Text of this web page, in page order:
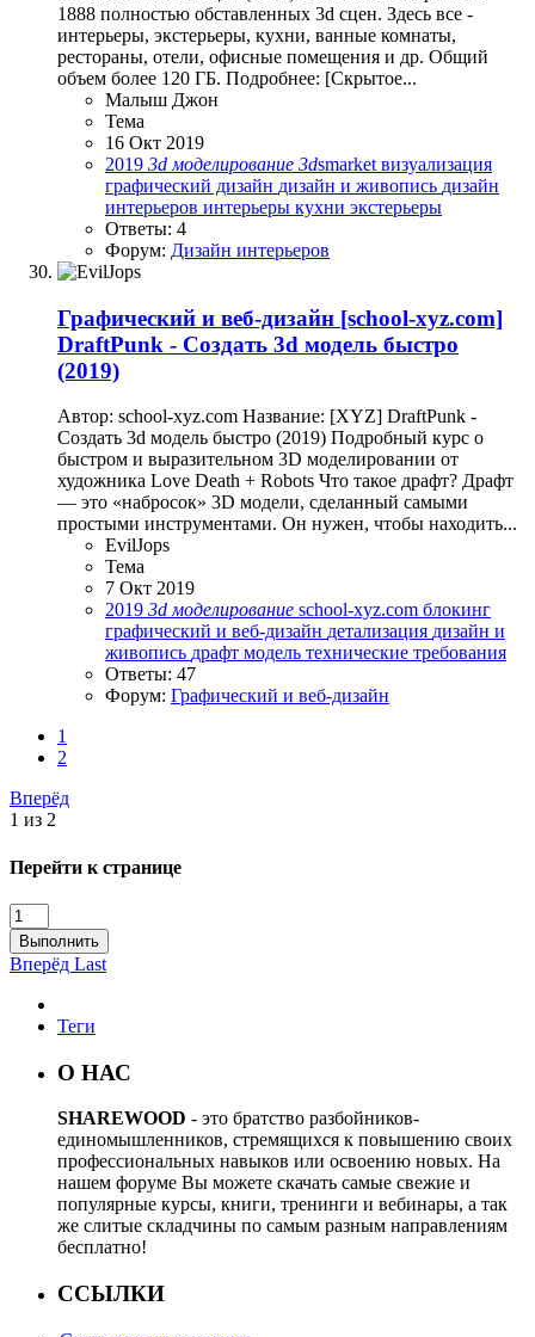
1888 полностью обставленных 3d сцен. Здесь все -
интерьеры, экстерьеры, кухни, ванные комнаты,
рестораны, отели, офисные помещения и др. Общий
объем более 120 ГБ. Подробнее: [Скрытое...
Малыш Джон
Тема
16 Окт 2019
2019 3d моделирование 3dsmarket визуализация
графический дизайн дизайн и живопись дизайн
интерьеров интерьеры кухни экстерьеры
Ответы: 4
Форум: Дизайн интерьеров
Графический и веб-дизайн [school-xyz.com]
DraftPunk - Создать 3d модель быстро
(2019)
Автор: school-xyz.com Название: [XYZ] DraftPunk -
Создать 3d модель быстро (2019) Подробный курс о
быстром и выразительном 3D моделировании от
художника Love Death + Robots Что такое драфт? Драфт
— это «набросок» 3D модели, сделанный самыми
простыми инструментами. Он нужен, чтобы находить...
EvilJops
Тема
7 Окт 2019
2019 3d моделирование school-xyz.com блокинг
графический и веб-дизайн детализация дизайн и
живопись драфт модель технические требования
Ответы: 47
Форум: Графический и веб-дизайн
1
2
Вперёд
1 из 2
Перейти к странице
Выполнить
Вперёд Last
Теги
О НАС
SHAREWOOD - это братство разбойников-
единомышленников, стремящихся к повышению своих
профессиональных навыков или освоению новых. На
нашем форуме Вы можете скачать самые свежие и
популярные курсы, книги, тренинги и вебинары, а так
же слитые складчины по самым разным направлениям
бесплатно!
ССЫЛКИ